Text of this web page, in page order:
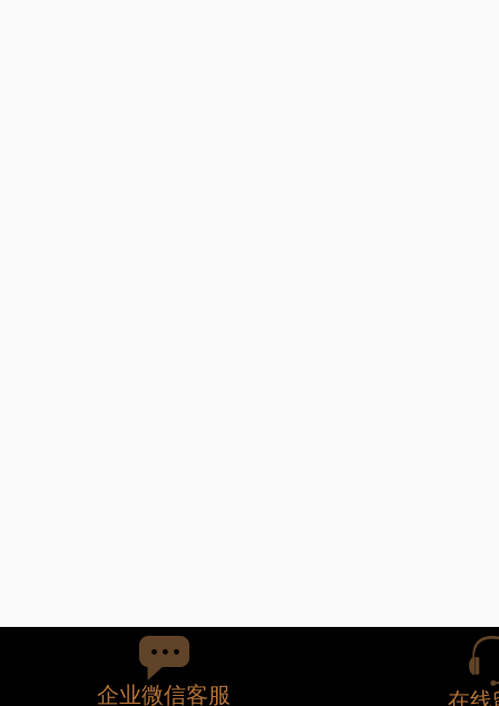
企业微信客服 在线